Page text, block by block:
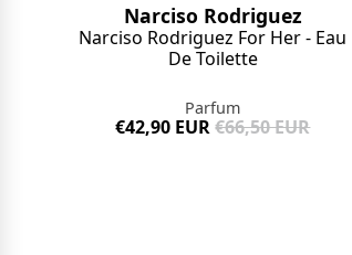
Narciso Rodriguez
Narciso Rodriguez For Her - Eau
De Toilette
Parfum
€42,90 EUR €66,50 EUR